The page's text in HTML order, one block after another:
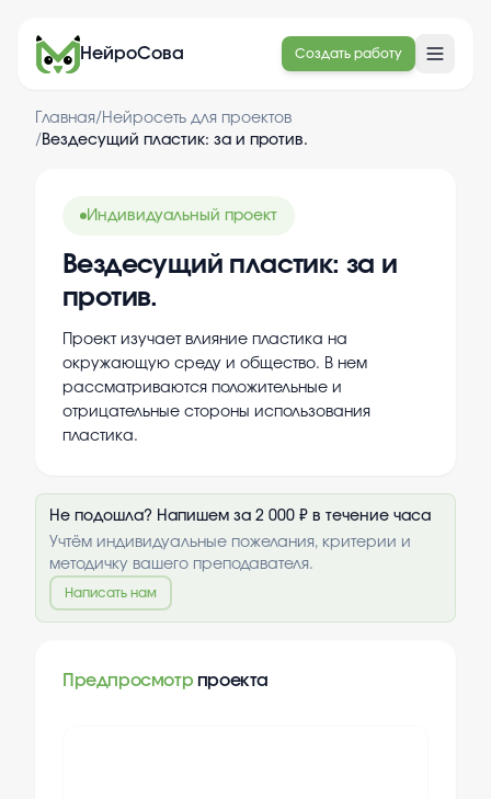
НейроСова Создать работу
Главная/ Нейросеть для проектов
/ Вездесущий пластик: за и против.
Индивидуальный проект
Вездесущий пластик: за и
против.
Проект изучает влияние пластика на
окружающую среду и общество. В нем
рассматриваются положительные и
отрицательные стороны использования
пластика.
Не подошла? Напишем за 2 000 ₽ в течение часа
Учтём индивидуальные пожелания, критерии и
методичку вашего преподавателя.
Написать нам
Предпросмотр проекта